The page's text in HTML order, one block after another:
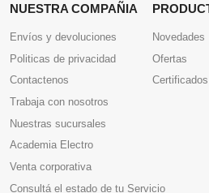
NUESTRA COMPAÑIA
Envíos y devoluciones
Politicas de privacidad
Contactenos
Trabaja con nosotros
Nuestras sucursales
Academia Electro
Venta corporativa
Consultá el estado de tu Servicio
Novedades
Ofertas
Certificados